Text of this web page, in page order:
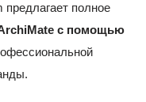
полное
с помощью